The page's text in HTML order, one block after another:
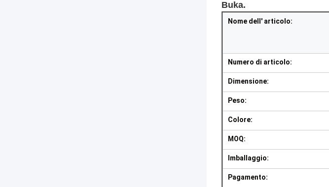
Buka.
Nome dell' articolo:
Numero di articolo:
Dimensione:
Peso:
Colore:
MOQ:
Imballaggio:
Pagamento: